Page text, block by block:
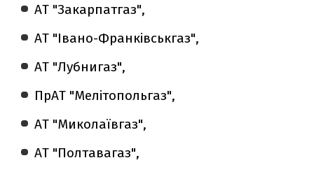
АТ "Закарпатгаз",
АТ "Івано-Франківськгаз",
АТ "Лубнигаз",
ПрАТ "Мелітопольгаз",
АТ "Миколаївгаз",
АТ "Полтавагаз",